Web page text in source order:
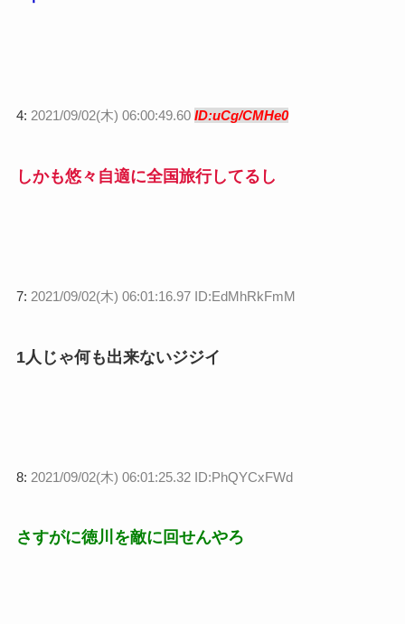
4: 2021/09/02(木) 06:00:49.60 ID:uCg/CMHe0
しかも悠々自適に全国旅行してるし
7: 2021/09/02(木) 06:01:16.97 ID:EdMhRkFmM
1人じゃ何も出来ないジジイ
8: 2021/09/02(木) 06:01:25.32 ID:PhQYCxFWd
さすがに徳川を敵に回せんやろ